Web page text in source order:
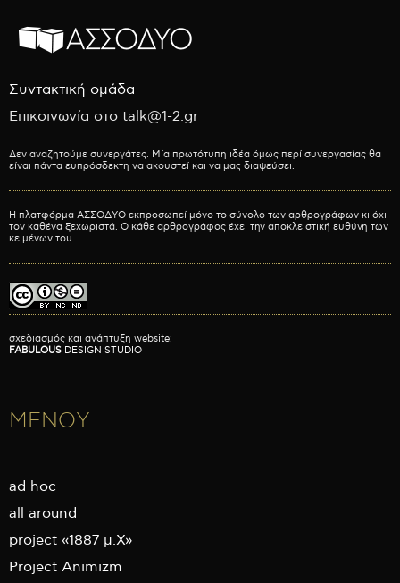
Συντακτική ομάδα
Επικοινωνία στο talk@1-2.gr
Δεν αναζητούμε συνεργάτες. Μία πρωτότυπη ιδέα όμως περί συνεργασίας θα
είναι πάντα ευπρόσδεκτη να ακουστεί και να μας διαψεύσει.
Η πλατφόρμα ΑΣΣΟΔΥΟ εκπροσωπεί μόνο το σύνολο των αρθρογράφων κι όχι
τον καθένα ξεχωριστά. Ο κάθε αρθρογράφος έχει την αποκλειστική ευθύνη των
κειμένων του.
σχεδιασμός και ανάπτυξη website:
FABULOUS DESIGN STUDIO
ΜΕΝΟΥ
ad hoc
all around
project «1887 μ.Χ»
Project Animizm